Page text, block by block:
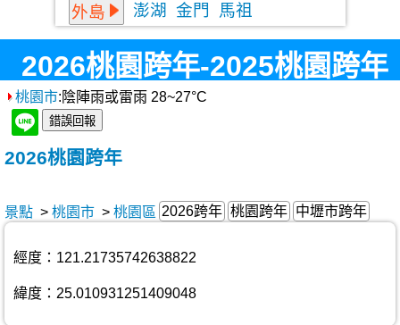
外島
澎湖 金門 馬祖
2026桃園跨年-2025桃園跨年
晚會
桃園市:陰陣雨或雷雨 28~27°C
2026桃園跨年
景點 > 桃園市 > 桃園區 2026跨年 桃園跨年 中壢市跨年
經度：121.21735742638822
緯度：25.010931251409048